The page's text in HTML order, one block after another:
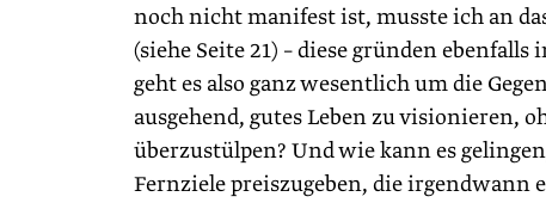
noch nicht manifest ist, musste ich an
(siehe Seite 21) – diese gründen
geht es also ganz wesentlich um die
ausgehend, gutes Leben zu visionieren,
überzustülpen? Und wie kann es
Fernziele preiszugeben, die